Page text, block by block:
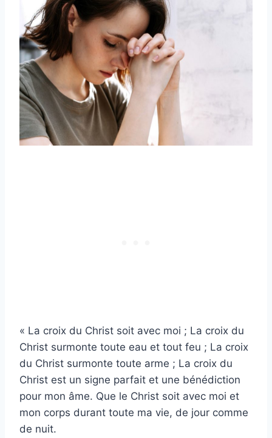
« La croix du Christ soit avec moi ; La croix du
Christ surmonte toute eau et tout feu ; La croix
du Christ surmonte toute arme ; La croix du
Christ est un signe parfait et une bénédiction
pour mon âme. Que le Christ soit avec moi et
mon corps durant toute ma vie, de jour comme
de nuit.